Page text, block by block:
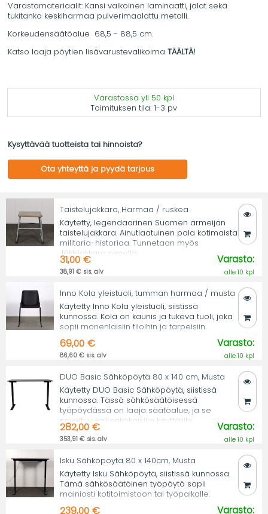
Varastomateriaalit: Kansi valkoinen laminaatti, jalat sekä
tukitanko keskiharmaa pulverimaalattu metalli.
Korkeudensäätöalue 68,5 - 88,5 cm.
Katso laaja pöytien lisävarustevalikoima TÄÄLTÄ!
Varastossa yli 50 kpl
Toimituksen tila:1-3 pv
Kysyttävää tuotteista tai hinnoista?
Ota yhteyttä ja pyydä tarjous
Taistelujakkara, Harmaa / ruskea
Käytetty, legendaarinen Suomen armeijan
taistelujakkara. Ainutlaatuinen pala kotimaista
militaria-historiaa. Tunnetaan myös
Jäkkijakkara nimellä.
31,00 €
38,91 € sis. alv
Varasto:
alle 10 kpl
Inno Kola yleistuoli, tumman harmaa / musta
Käytetty Inno Kola yleistuoli, siistissä
kunnossa. Kola on kaunis ja tukeva tuoli, joka
sopii monenlaisiin tiloihin ja tarpeisiin.
69,00 €
86,60 € sis. alv
Varasto:
alle 10 kpl
DUO Basic Sähköpöytä 80 x 140 cm, Musta
Käytetty DUO Basic Sähköpöytä, siistissä
kunnossa. Tässä sähkösäätöisessä
työpöydässä on laaja säätöalue, ja se
soveltuu kaikenkokoisille käyttäjille.
282,00 €
353,91 € sis. alv
Varasto:
alle 10 kpl
Isku Sähköpöytä 80 x 140cm, Musta
Käytetty Isku Sähköpöytä, siistissä kunnossa.
Tämä sähkösäätöinen työpöytä sopii
mainiosti kotitoimistoon tai työpaikalle.
239,00 € Varasto: